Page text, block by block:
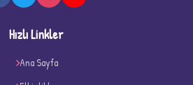
Hızlı Linkler
Ana Sayfa